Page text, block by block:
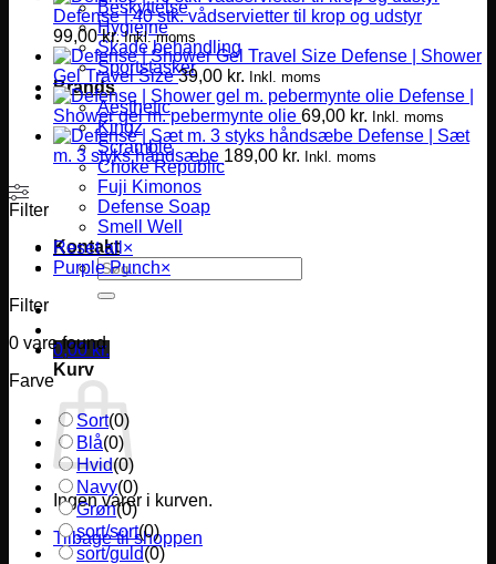
Beskyttelse
Hygiejne
Skade behandling
Sportstasker
Brands
Aesthetic
Kingz
Scramble
Choke Republic
Fuji Kimonos
Defense Soap
Smell Well
Kontakt
Søg
efter:
0,00 kr.
Kurv
Ingen varer i kurven.
Tilbage til shoppen
Defense | 40 stk. vådservietter til krop og udstyr
99,00kr. Inkl. moms
Defense | Shower
Gel Travel Size 39,00 kr. Inkl. moms
Defense |
Shower gel m. pebermynte olie 69,00 kr. Inkl. moms
Defense | Sæt
m. 3 styks håndsæbe 189,00 kr. Inkl. moms
Filter
Reset all ×
Purple Punch×
Filter
0 vare found
Farve
Sort(0)
Blå(0)
Hvid(0)
Navy(0)
Grøn(0)
sort/sort(0)
sort/guld(0)